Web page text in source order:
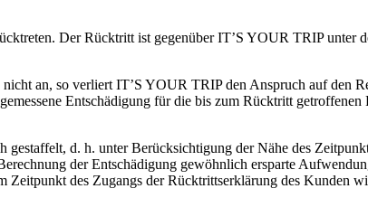
Der Rücktritt ist gegenüber IT’S YOUR TRIP unter
an, so verliert IT’S YOUR TRIP den Anspruch auf den
Entschädigung für die bis zum Rücktritt
d. h. unter Berücksichtigung der Nähe des
der Entschädigung gewöhnlich ersparte
des Zugangs der Rücktrittserklärung des Kunden